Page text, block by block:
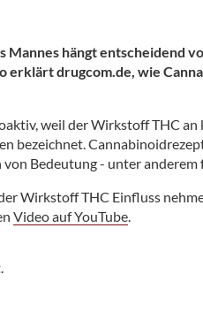
Mannes hängt entscheidend
erklärt drugcom.de, wie
weil der Wirkstoff THC
bezeichnet.
Bedeutung - unter
Wirkstoff THC Einfluss
Video auf YouTube.